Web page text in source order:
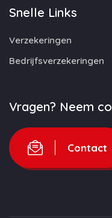
Snelle Links
Verzekeringen
Bedrijfsverzekeringen
Vragen? Neem
Contact